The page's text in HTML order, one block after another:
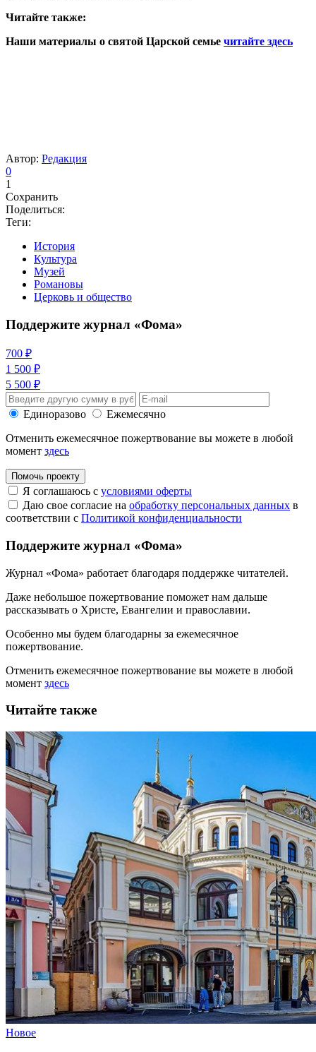
Читайте также:
Наши материалы о святой Царской семье читайте здесь
Автор: Редакция
0
1
Сохранить
Поделиться:
Теги:
История
Культура
Музей
Романовы
Церковь и общество
Поддержите журнал «Фома»
700 ₽
1 500 ₽
5 500 ₽
Единоразово
Ежемесячно
Отменить ежемесячное пожертвование вы можете в любой
момент здесь
Помочь проекту
Я соглашаюсь с условиями оферты
Даю свое согласие на обработку персональных данных в
соответствии с Политикой конфиденциальности
Поддержите журнал «Фома»
Журнал «Фома» работает благодаря поддержке читателей.
Даже небольшое пожертвование поможет нам дальше
рассказывать о Христе, Евангелии и православии.
Особенно мы будем благодарны за ежемесячное
пожертвование.
Отменить ежемесячное пожертвование вы можете в любой
момент здесь
Читайте также
Новое